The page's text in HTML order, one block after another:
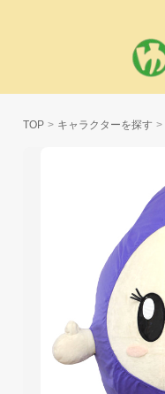
TOP キャラクターを探す